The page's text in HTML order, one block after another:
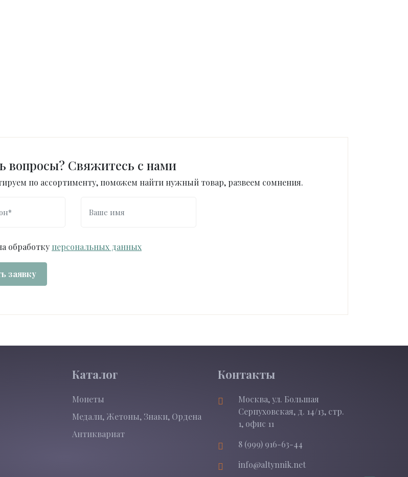
вопросы? Свяжитесь с нами
по ассортименту, поможем найти нужный товар, развеем сомнения.
обработку персональных данных
заявку
Каталог
Монеты
Медали, Жетоны, Знаки, Ордена
Антиквариат
Контакты
Москва, ул. Большая
Серпуховская, д. 14/13, стр.
1, офис 11
8 (999) 916-63-44
info@altynnik.net